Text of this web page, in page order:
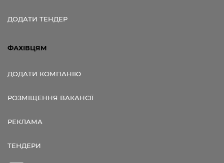
ДОДАТИ ТЕНДЕР
ФАХІВЦЯМ
ДОДАТИ КОМПАНІЮ
РОЗМІЩЕННЯ ВАКАНСІЇ
РЕКЛАМА
ТЕНДЕРИ